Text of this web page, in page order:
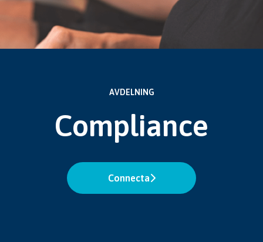
AVDELNING
Compliance
Connecta